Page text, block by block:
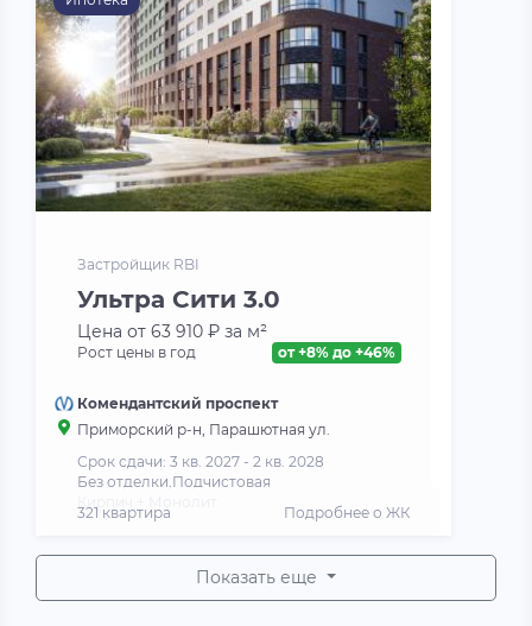
Застройщик RBI
Ультра Сити 3.0
Цена от 63 910 ₽ за м²
Рост цены в год от +8% до +46%
Комендантский проспект
Приморский р-н, Парашютная ул.
Срок сдачи: 3 кв. 2027 - 2 кв. 2028
Без отделки,Подчистовая
321 квартира Подробнее о ЖК
Показать еще